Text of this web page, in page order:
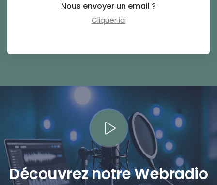
Nous envoyer un email ?
Cliquer ici
Découvrez notre Webradio